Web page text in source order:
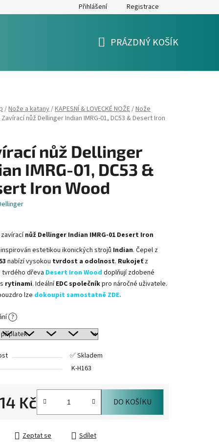
Formulář pro reklamaci a výměnu zboží Moje objednávka
Přihlášení Registrace
PRÁZDNÝ KOŠÍK
/Nože a katany/KAPESNÍ & LOVECKÉ NOŽE/Nože
Zavírací nůž Dellinger Indian IMRG-01, DC53 & Desert Iron
nůž Dellinger
IMRG-01, DC53 &
Iron Wood
nůž Dellinger Indian IMRG-01 Desert Iron
estetikou ikonických strojů Indian. Čepel z
nabízí vysokou tvrdost a odolnost. Rukojeť z
tvrdého dřeva Desert Iron Wood doplňují zdobené
rytinami. IdeálníEDC společníkpro náročné uživatele.
lze dokoupit samostatně ZDE.
?
✅ Skladem
K-H163
Kč DO KOŠÍKU
Zeptat se Sdílet